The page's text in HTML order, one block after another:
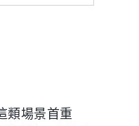
類場景首重